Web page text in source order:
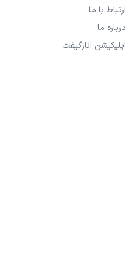
ارتباط با ما
درباره ما
اپلیکیشن انارگیفت